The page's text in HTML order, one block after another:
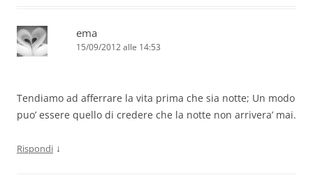
ema
15/09/2012 alle 14:53
Tendiamo ad afferrare la vita prima che sia notte; Un modo
puo’ essere quello di credere che la notte non arrivera’ mai.
Rispondi ↓